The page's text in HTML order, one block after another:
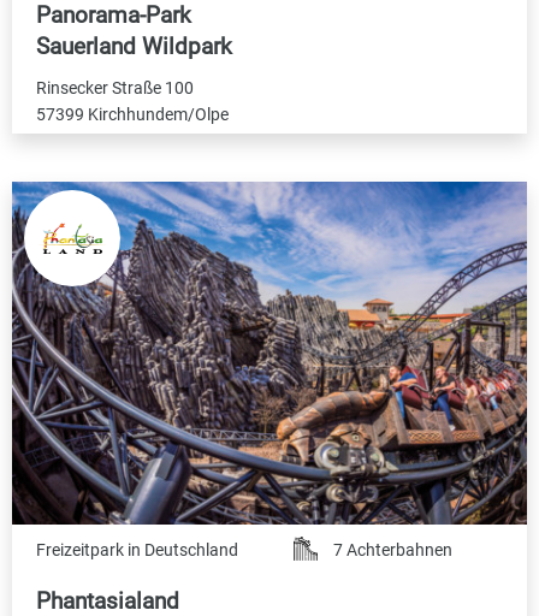
Panorama-Park
Sauerland Wildpark
Rinsecker Straße 100
57399 Kirchhundem/Olpe
Freizeitpark in Deutschland
Phantasialand
7 Achterbahnen